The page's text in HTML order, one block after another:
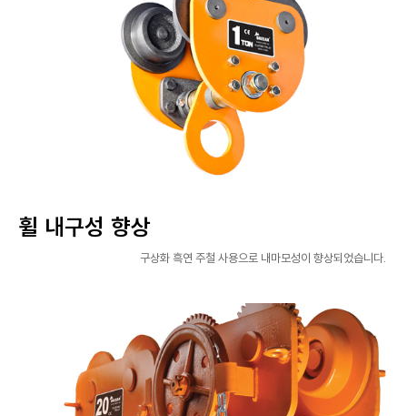
휠 내구성 향상
구상화 흑연 주철 사용으로 내마모성이 향상되었습니다.